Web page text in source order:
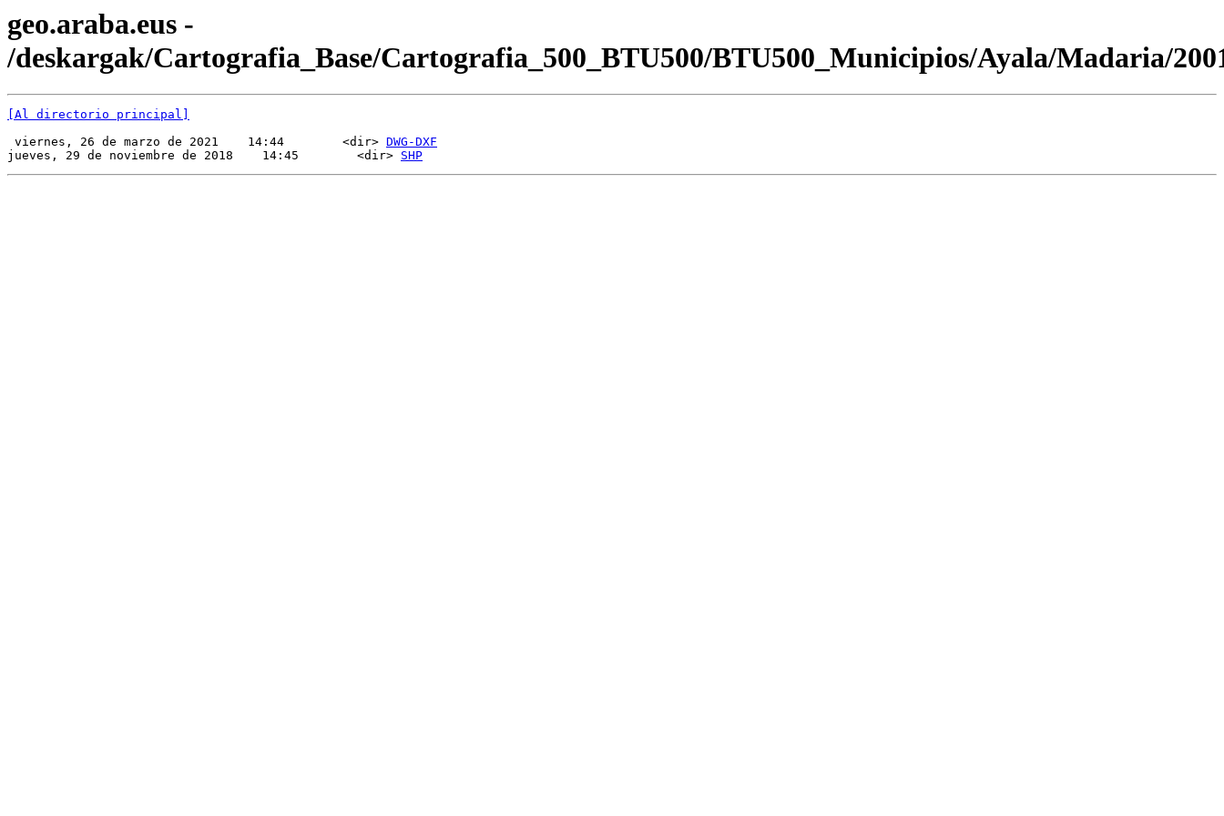
geo.araba.eus -
/deskargak/Cartografia_Base/Cartografia_500_BTU500/BTU500_Municipios/Ayala/Madaria/
[Al directorio principal]
viernes, 26 de marzo de 2021    14:44        <dir> DWG-DXF
jueves, 29 de noviembre de 2018    14:45        <dir> SHP